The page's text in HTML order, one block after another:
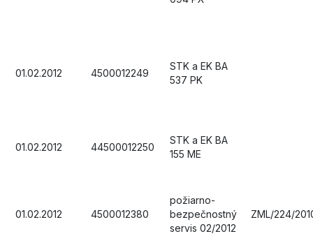
01.02.2012 4500012249
STK a EK BA
537 PK
01.02.2012 44500012250
STK a EK BA
155 ME
01.02.2012 4500012380
požiarno-
bezpečnostný
servis 02/2012
ZML/224/